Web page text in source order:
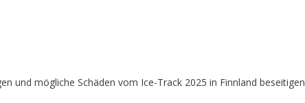
und mögliche Schäden vom Ice-Track 2025 in Finnland beseitigen